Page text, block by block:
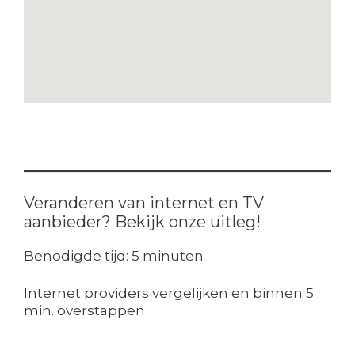
Veranderen van internet en TV
aanbieder? Bekijk onze uitleg!
Benodigde tijd: 5 minuten
Internet providers vergelijken en binnen 5
min. overstappen